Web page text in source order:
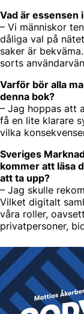
Vad är essensen
– Vi människor
dåliga val på
saker är
sorts
Varför bör alla
denna bok?
– Jag hoppas att
få en lite klarare
vilka
Sveriges
kommer att läsa
att ta upp?
– Jag skulle
Vilket digitalt
våra roller,
privatpersoner,